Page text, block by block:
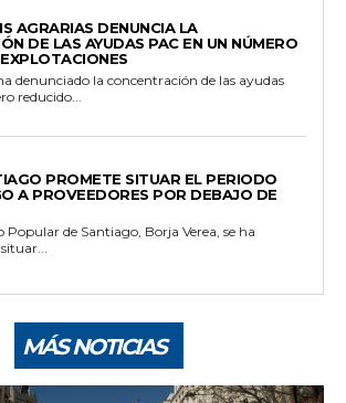
AGRARIAS DENUNCIA LA
DE LAS AYUDAS PAC EN UN NÚMERO
denunciado la concentración de las ayudas
reducido...
PROMETE SITUAR EL PERIODO
A PROVEEDORES POR DEBAJO DE
Popular de Santiago, Borja Verea, se ha
MÁS NOTICIAS